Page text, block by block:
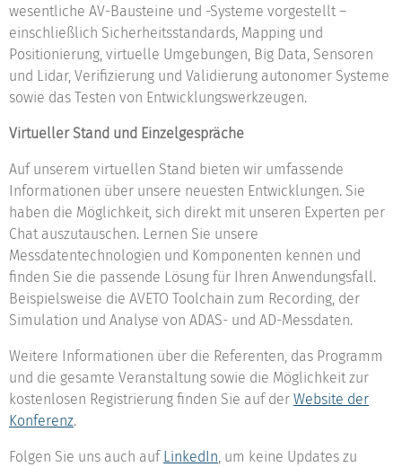
wesentliche AV-Bausteine und -Systeme vorgestellt –
einschließlich Sicherheitsstandards, Mapping und
Positionierung, virtuelle Umgebungen, Big Data, Sensoren
und Lidar, Verifizierung und Validierung autonomer Systeme
sowie das Testen von Entwicklungswerkzeugen.
Virtueller Stand und Einzelgespräche
Auf unserem virtuellen Stand bieten wir umfassende
Informationen über unsere neuesten Entwicklungen. Sie
haben die Möglichkeit, sich direkt mit unseren Experten per
Chat auszutauschen. Lernen Sie unsere
Messdatentechnologien und Komponenten kennen und
finden Sie die passende Lösung für Ihren Anwendungsfall.
Beispielsweise die AVETO Toolchain zum Recording, der
Simulation und Analyse von ADAS- und AD-Messdaten.
Weitere Informationen über die Referenten, das Programm
und die gesamte Veranstaltung sowie die Möglichkeit zur
kostenlosen Registrierung finden Sie auf der Website der
Konferenz.
Folgen Sie uns auch auf LinkedIn, um keine Updates zu